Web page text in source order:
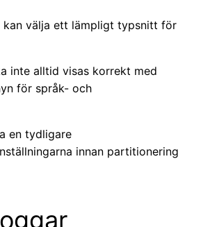
kan välja ett lämpligt typsnitt för
inte alltid visas korrekt med
för språk- och
en tydligare
innan partitionering